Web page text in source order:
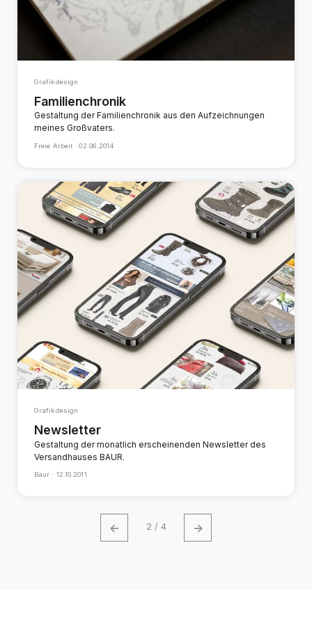
Grafikdesign
Familienchronik
Gestaltung der Familienchronik aus den Aufzeichnungen
meines Großvaters.
Freie Arbeit ·02.06.2014
Grafikdesign
Newsletter
Gestaltung der monatlich erscheinenden Newsletter des
Versandhauses BAUR.
Baur · 12.10.2011
← 2 / 4 →